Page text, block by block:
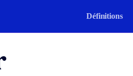
Définitions